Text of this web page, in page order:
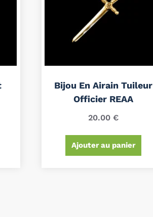
Bijou En Airain Tuileur
Officier REAA
20.00€
Ajouter au panier